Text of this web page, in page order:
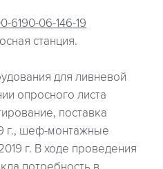
6190-06-146-19
станция.
для ливневой
опросного листа
поставка
г., шеф-монтажные
г. В ходе проведения